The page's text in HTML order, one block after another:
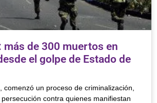
más de 300 muertos en
el golpe de Estado de
comenzó un proceso de criminalización,
contra quienes manifiestan